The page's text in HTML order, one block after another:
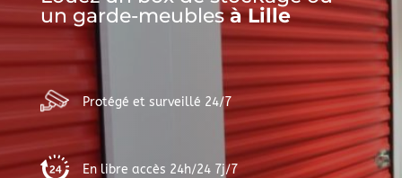
un garde-meublesà Lille
Protégé et surveillé 24/7
En libre accès 24h/24 7j/7